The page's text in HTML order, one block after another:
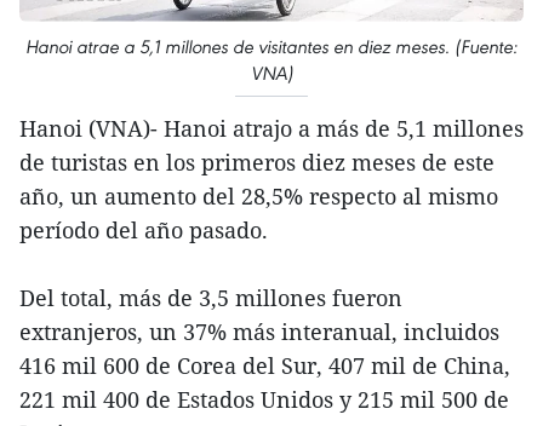
Hanoi atrae a 5,1 millones de visitantes en diez meses. (Fuente:
VNA)
Hanoi (VNA)- Hanoi atrajo a más de 5,1 millones
de turistas en los primeros diez meses de este
año, un aumento del 28,5% respecto al mismo
período del año pasado.
Del total, más de 3,5 millones fueron
extranjeros, un 37% más interanual, incluidos
416 mil 600 de Corea del Sur, 407 mil de China,
221 mil 400 de Estados Unidos y 215 mil 500 de